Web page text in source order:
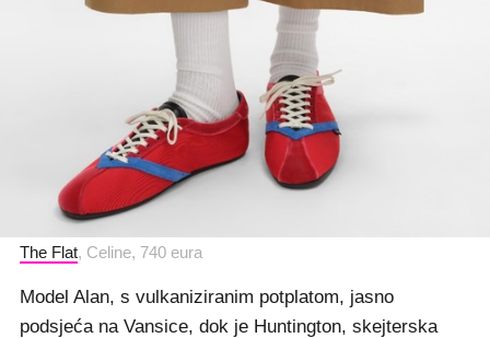
The Flat, Celine, 740 eura
Model Alan, s vulkaniziranim potplatom, jasno
podsjeća na Vansice, dok je Huntington, skejterska